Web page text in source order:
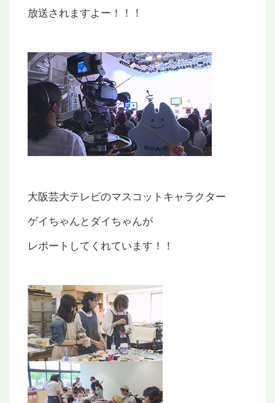
放送されますよー！！！
大阪芸大テレビのマスコットキャラクター
ゲイちゃんとダイちゃんが
レポートしてくれています！！